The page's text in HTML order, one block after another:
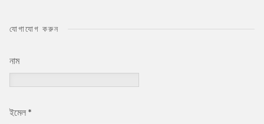
যোগাযোগ করুন
নাম
ইমেল*